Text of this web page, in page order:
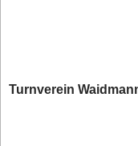
Turnverein